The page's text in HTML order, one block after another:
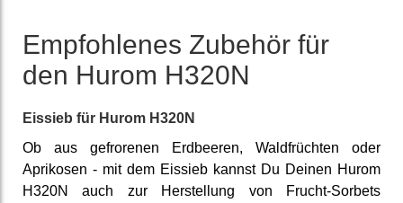
Emp­fohlenes Zubehör für
den Hurom H320N
Eissieb für Hurom H320N
Ob aus gefrorenen Erdbeeren, Waldfrüchten oder
Aprikosen - mit dem Eissieb kannst Du Deinen Hurom
H320N auch zur Herstellung von Frucht-Sorbets